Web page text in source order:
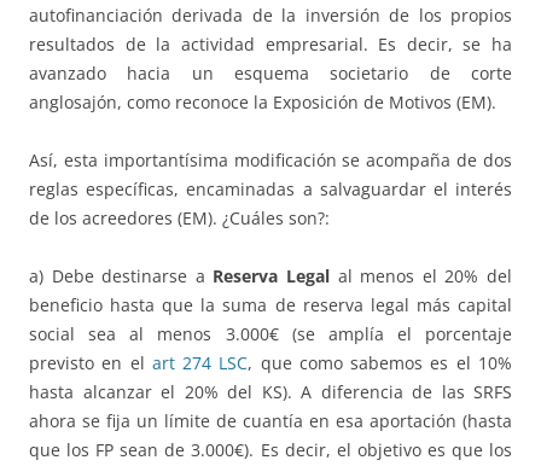
autofinanciación derivada de la inversión de los propios
resultados de la actividad empresarial. Es decir, se ha
avanzado hacia un esquema societario de corte
anglosajón, como reconoce la Exposición de Motivos (EM).
Así, esta importantísima modificación se acompaña de dos
reglas específicas, encaminadas a salvaguardar el interés
de los acreedores (EM). ¿Cuáles son?:
a) Debe destinarse a Reserva Legal al menos el 20% del
beneficio hasta que la suma de reserva legal más capital
social sea al menos 3.000€ (se amplía el porcentaje
previsto en el art 274 LSC, que como sabemos es el 10%
hasta alcanzar el 20% del KS). A diferencia de las SRFS
ahora se fija un límite de cuantía en esa aportación (hasta
que los FP sean de 3.000€). Es decir, el objetivo es que los